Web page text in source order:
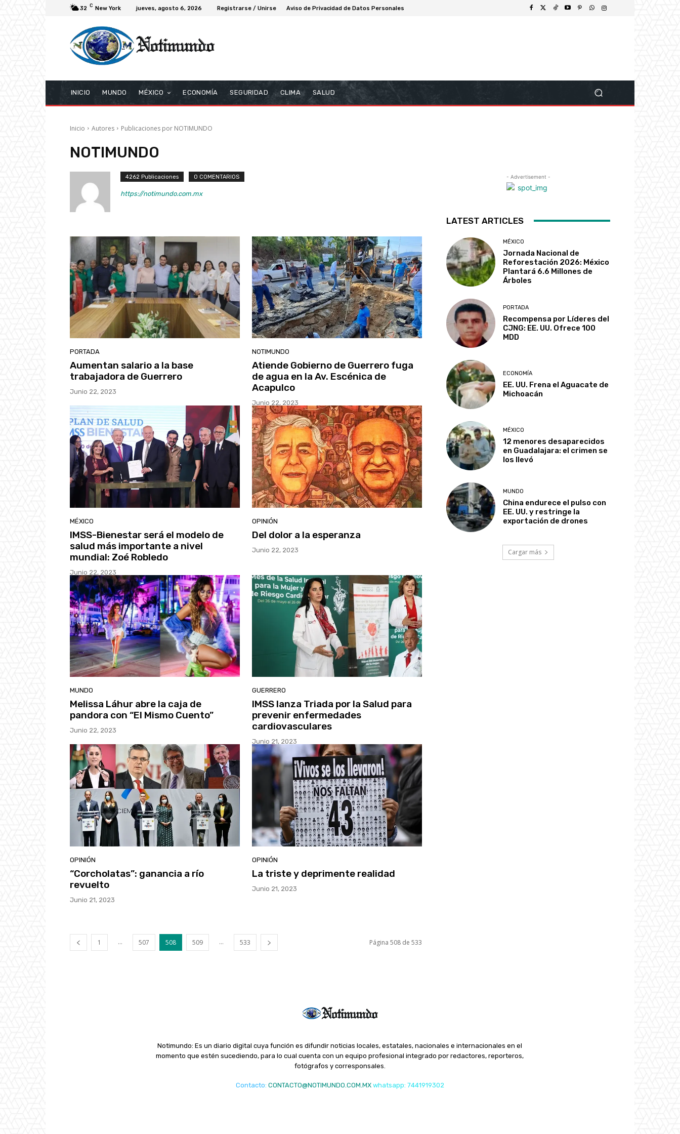
32 C New York jueves, agosto 6, 2026 Registrarse / Unirse Aviso de Privacidad de Datos Personales
INICIO MUNDO MÉXICO ECONOMÍA SEGURIDAD CLIMA SALUD
Inicio Autores Publicaciones por NOTIMUNDO
NOTIMUNDO
4262 Publicaciones 0 COMENTARIOS
https://notimundo.com.mx
PORTADA
Aumentan salario a la base
trabajadora de Guerrero
Junio 22, 2023
NOTIMUNDO
Atiende Gobierno de Guerrero fuga
de agua en la Av. Escénica de
Acapulco
Junio 22, 2023
MÉXICO
IMSS-Bienestar será el modelo de
salud más importante a nivel
mundial: Zoé Robledo
Junio 22, 2023
OPINIÓN
Del dolor a la esperanza
Junio 22, 2023
MUNDO
Melissa Láhur abre la caja de
pandora con “El Mismo Cuento”
Junio 22, 2023
GUERRERO
IMSS lanza Triada por la Salud para
prevenir enfermedades
cardiovasculares
Junio 21, 2023
OPINIÓN
“Corcholatas”: ganancia a río
revuelto
Junio 21, 2023
OPINIÓN
La triste y deprimente realidad
Junio 21, 2023
1 ... 507 508 509 ... 533 Página 508 de 533
- Advertisement -
LATEST ARTICLES
MÉXICO
Jornada Nacional de
Reforestación 2026: México
Plantará 6.6 Millones de
Árboles
PORTADA
Recompensa por Líderes del
CJNG: EE. UU. Ofrece 100
MDD
ECONOMÍA
EE. UU. Frena el Aguacate de
Michoacán
MÉXICO
12 menores desaparecidos
en Guadalajara: el crimen se
los llevó
MUNDO
China endurece el pulso con
EE. UU. y restringe la
exportación de drones
Cargar más
Notimundo: Es un diario digital cuya función es difundir noticias locales, estatales, nacionales e internacionales en el
momento que estén sucediendo, para lo cual cuenta con un equipo profesional integrado por redactores, reporteros,
fotógrafos y corresponsales.
Contacto: CONTACTO@NOTIMUNDO.COM.MX whatsapp: 7441919302